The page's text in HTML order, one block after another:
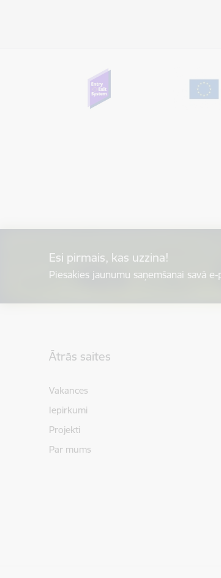
Esi pirmais, kas uzzina!
Piesakies jaunumu saņemšanai savā e-
Ātrās saites
Vakances
Iepirkumi
Projekti
Par mums